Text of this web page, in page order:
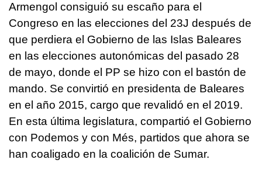
Armengol consiguió su escaño para el
Congreso en las elecciones del 23J después de
que perdiera el Gobierno de las Islas Baleares
en las elecciones autonómicas del pasado 28
de mayo, donde el PP se hizo con el bastón de
mando. Se convirtió en presidenta de Baleares
en el año 2015, cargo que revalidó en el 2019.
En esta última legislatura, compartió el Gobierno
con Podemos y con Més, partidos que ahora se
han coaligado en la coalición de Sumar.